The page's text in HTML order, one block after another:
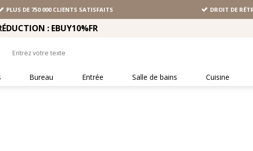
PLUS DE 750 000 CLIENTS SATISFAITS DROIT DE
: EBUY10%FR
Bureau Entrée Salle de bains Cuisine